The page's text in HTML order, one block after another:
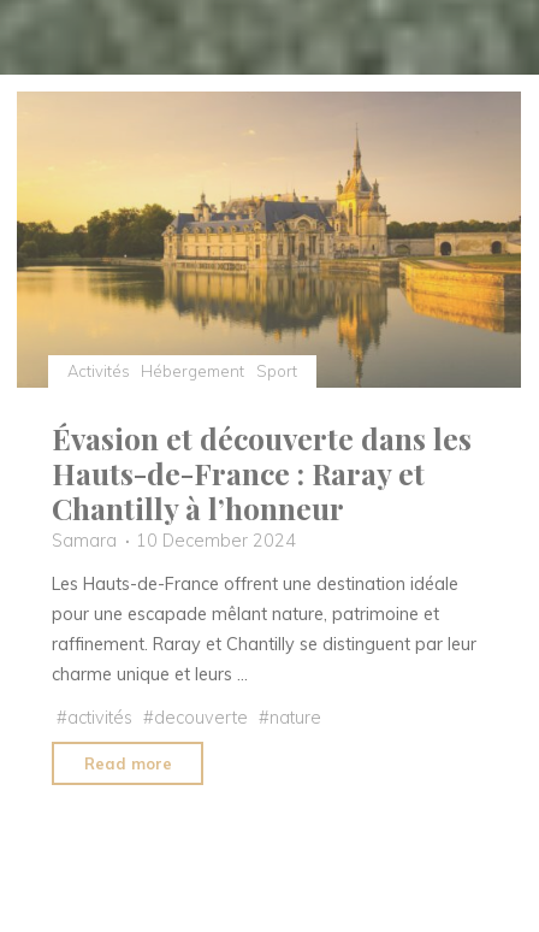
Activités Hébergement Sport
Évasion et découverte dans les
Hauts-de-France : Raray et
Chantilly à l’honneur
Samara
10 December 2024
Les Hauts-de-France offrent une destination idéale
pour une escapade mêlant nature, patrimoine et
raffinement. Raray et Chantilly se distinguent par leur
charme unique et leurs …
#activités #decouverte #nature
Read more
et